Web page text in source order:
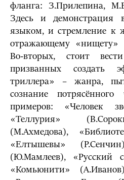
фланга: З.Прилепина,
Здесь и демонстрация
языком, и стремление к
отражающему «нищету»
Во-вторых, стоит
призванных создать
триллера» – жанра,
сознание потрясённого
примеров: «Человек
«Теллурия»
(М.Ахмедова),
«Елтышевы»
(Ю.Мамлеев), «Русский
«Комьюнити»